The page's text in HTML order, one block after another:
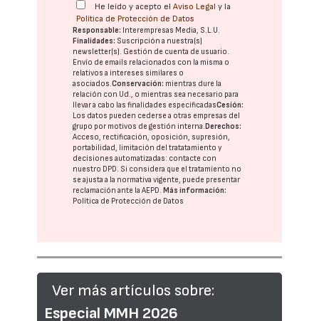
He leído y acepto elAviso Legal y la
Política de Protección de Datos
Responsable: Interempresas Media, S.L.U.
Finalidades: Suscripción a nuestra(s)
newsletter(s). Gestión de cuenta de usuario.
Envío de emails relacionados con la misma o
relativos a intereses similares o
asociados.Conservación: mientras dure la
relación con Ud., o mientras sea necesario para
llevar a cabo las finalidades especificadasCesión:
Los datos pueden cederse a otras empresas del
grupo por motivos de gestión interna.Derechos:
Acceso, rectificación, oposición, supresión,
portabilidad, limitación del tratatamiento y
decisiones automatizadas: contacte con
nuestro DPD. Si considera que el tratamiento no
se ajusta a la normativa vigente, puede presentar
reclamación ante laAEPD.Más información:
Política de Protección de Datos
Ver más artículos sobre:
Especial MMH 2026